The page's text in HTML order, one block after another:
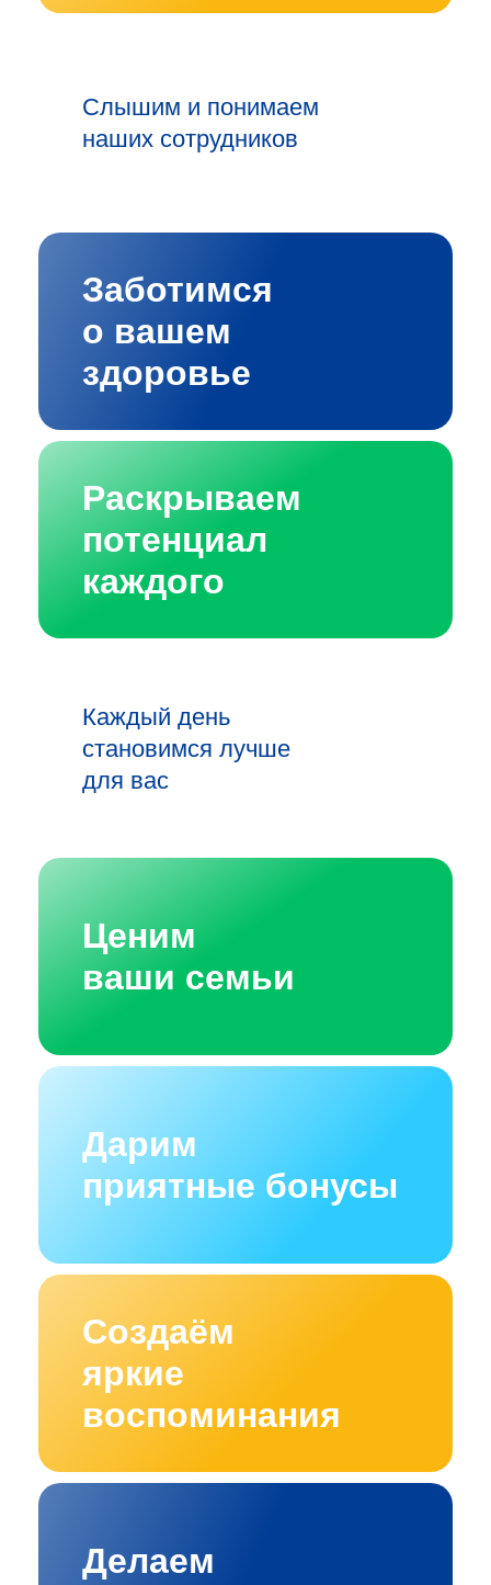
Слышим и понимаем
наших сотрудников
Заботимся
о вашем
здоровье
Раскрываем
потенциал
каждого
Каждый день
становимся лучше
для вас
Дарим
приятные бонусы
Ценим
ваши семьи
Создаём
яркие
воспоминания
Делаем